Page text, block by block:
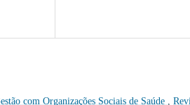
com Organizações Sociais de Saúde ,